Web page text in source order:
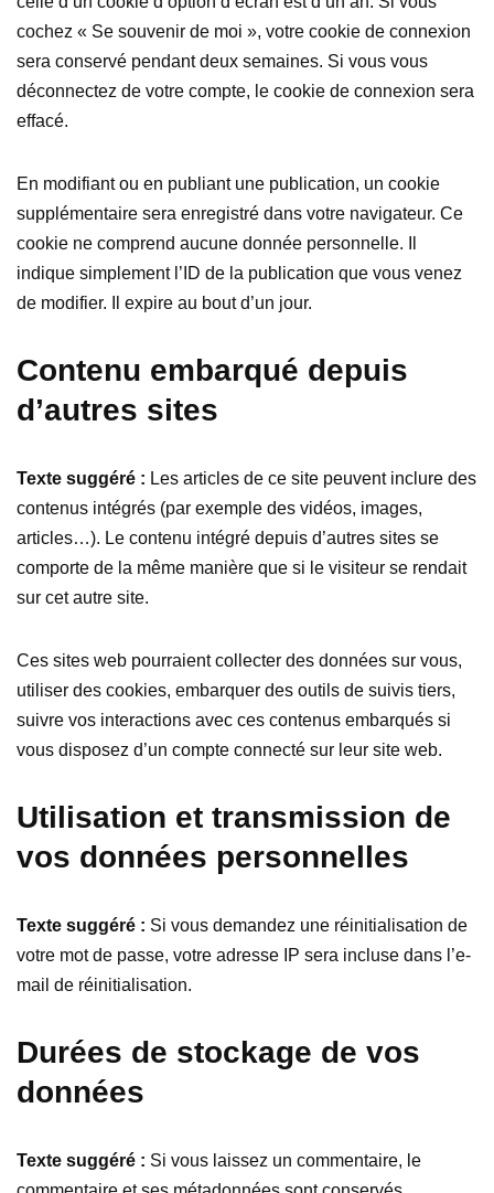
cochez « Se souvenir de moi », votre cookie de connexion
sera conservé pendant deux semaines. Si vous vous
déconnectez de votre compte, le cookie de connexion sera
effacé.
En modifiant ou en publiant une publication, un cookie
supplémentaire sera enregistré dans votre navigateur. Ce
cookie ne comprend aucune donnée personnelle. Il
indique simplement l’ID de la publication que vous venez
de modifier. Il expire au bout d’un jour.
Contenu embarqué depuis
d’autres sites
Texte suggéré : Les articles de ce site peuvent inclure des
contenus intégrés (par exemple des vidéos, images,
articles…). Le contenu intégré depuis d’autres sites se
comporte de la même manière que si le visiteur se rendait
sur cet autre site.
Ces sites web pourraient collecter des données sur vous,
utiliser des cookies, embarquer des outils de suivis tiers,
suivre vos interactions avec ces contenus embarqués si
vous disposez d’un compte connecté sur leur site web.
Utilisation et transmission de
vos données personnelles
Texte suggéré : Si vous demandez une réinitialisation de
votre mot de passe, votre adresse IP sera incluse dans l’e-
mail de réinitialisation.
Durées de stockage de vos
données
Texte suggéré : Si vous laissez un commentaire, le